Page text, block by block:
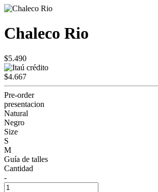
Chaleco Rio
$5.490
$4.667
Pre-order
presentacion
Natural
Negro
Size
S
M
Guía de talles
Cantidad
-